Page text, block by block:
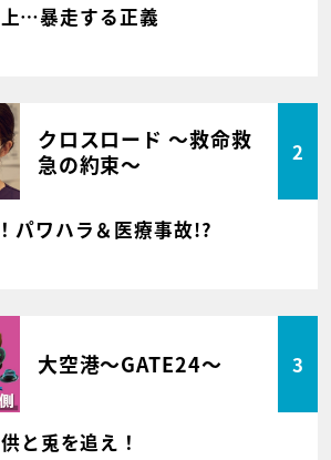
…暴走する正義
クロスロード ～救命救
急の約束～
2
パワハラ＆医療事故!?
大空港～GATE24～ 3
と兎を追え！